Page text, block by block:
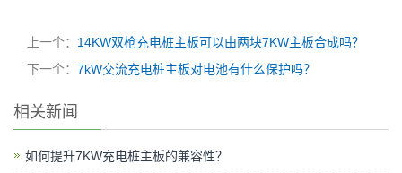
上一个： 14KW双枪充电桩主板可以由两块7KW主板合成吗？
下一个： 7kW交流充电桩主板对电池有什么保护吗？
相关新闻
如何提升7KW充电桩主板的兼容性？